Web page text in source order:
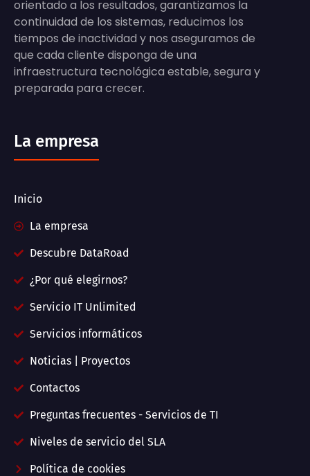
orientado a los resultados, garantizamos la
continuidad de los sistemas, reducimos los
tiempos de inactividad y nos aseguramos de
que cada cliente disponga de una
infraestructura tecnológica estable, segura y
preparada para crecer.
La empresa
Inicio
La empresa
Descubre DataRoad
¿Por qué elegirnos?
Servicio IT Unlimited
Servicios informáticos
Noticias | Proyectos
Contactos
Preguntas frecuentes - Servicios de TI
Niveles de servicio del SLA
Política de cookies